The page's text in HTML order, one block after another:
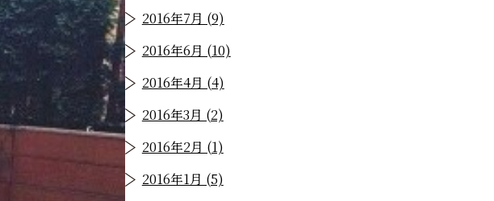
2016年7月 (9)
2016年6月 (10)
2016年4月 (4)
2016年3月 (2)
2016年2月 (1)
2016年1月 (5)